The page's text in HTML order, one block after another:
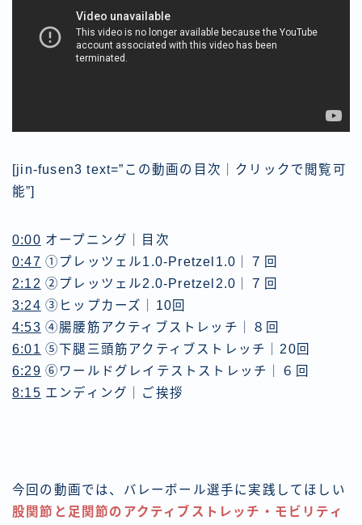
[jin-fusen3 text=”この動画の目次｜クリックで閲覧可
能”]
0:00 ​​ オープニング｜目次
0:47 ①プレッツェル1.0-Pretzel1.0｜７回
2:12 ​​ ②プレッツェル2.0-Pretzel2.0｜７回
3:24 ​​ ③ヒップカーズ｜10回
4:53 ​​ ④腸腰筋アクティブストレッチ｜８回
6:01 ​​ ⑤下腿三頭筋アクティブストレッチ｜20回
6:29 ​ ⑥ワールドグレイテストストレッチ｜６回
8:15 ​ エンディング｜ご挨拶
今回の動画では、バレーボール選手に実践してほしい
股関節と足関節のアクティブストレッチ・モビリティ